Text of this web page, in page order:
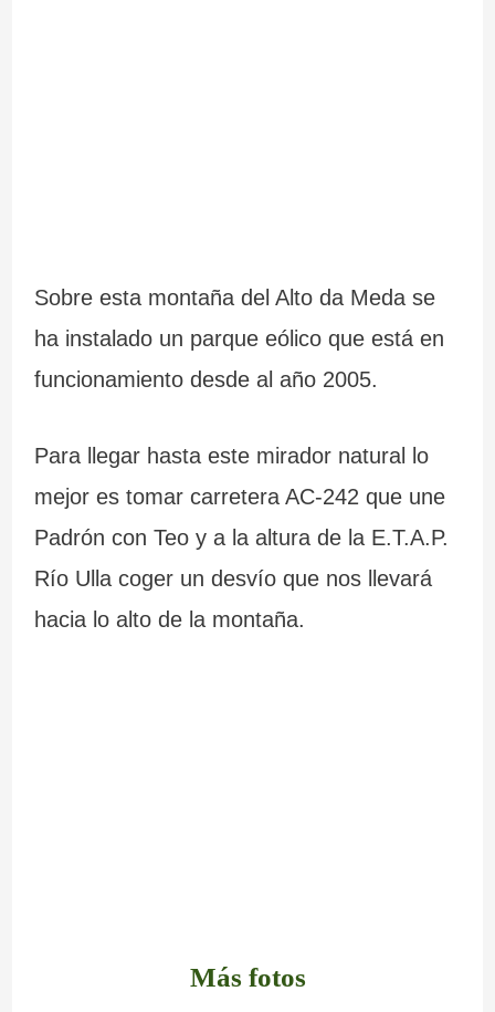
Sobre esta montaña del Alto da Meda se
ha instalado un parque eólico que está en
funcionamiento desde al año 2005.
Para llegar hasta este mirador natural lo
mejor es tomar carretera AC-242 que une
Padrón con Teo y a la altura de la E.T.A.P.
Río Ulla coger un desvío que nos llevará
hacia lo alto de la montaña.
Más fotos